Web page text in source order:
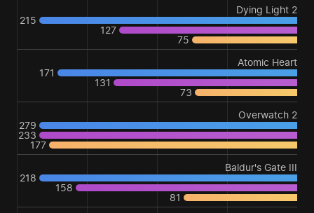
Dying Light 2
215
127
75
Atomic Heart
171
131
73
Overwatch 2
279
233
177
Baldur's Gate III
218
158
81